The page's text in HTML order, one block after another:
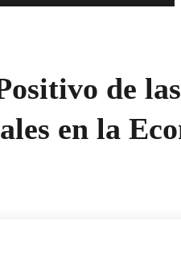
de las
en la